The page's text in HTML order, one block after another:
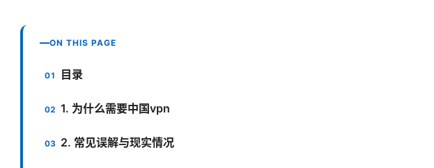
ON THIS PAGE
目录
1. 为什么需要中国vpn
2. 常见误解与现实情况